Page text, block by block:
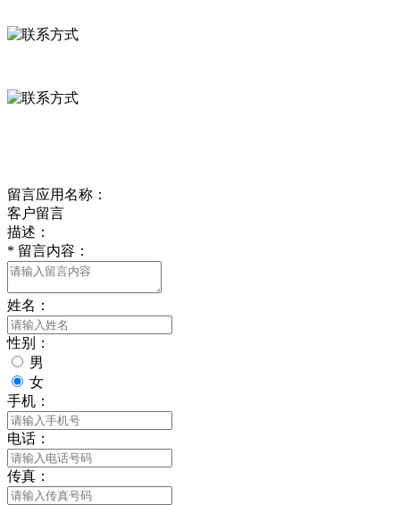
留言应用名称：
客户留言
描述：
* 留言内容：
姓名：
性别：
男
女
手机：
电话：
传真：